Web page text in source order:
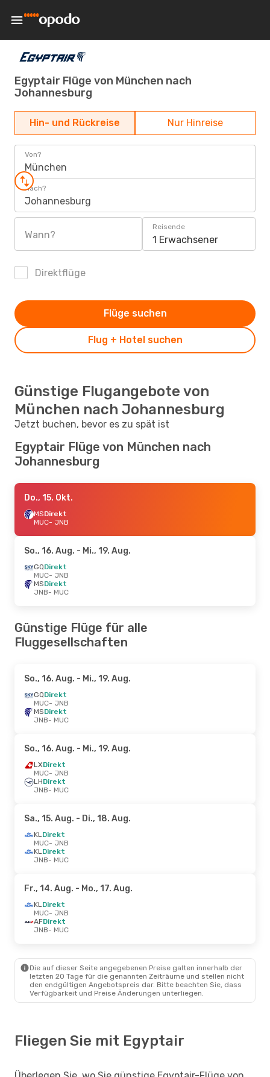
Egyptair Flüge von München nach
Johannesburg
Hin- und Rückreise Nur Hinreise
Von?
München
Nach?
Johannesburg
Wann?
Reisende
1 Erwachsener
Direktflüge
Flug + Hotel suchen
Flüge suchen
Günstige Flugangebote von
München nach Johannesburg
Jetzt buchen, bevor es zu spät ist
Egyptair Flüge von München nach
Johannesburg
Do., 15. Okt.
MSDirekt
MUC- JNB
So., 16. Aug. - Mi., 19. Aug.
GQDirekt
MUC- JNB
MSDirekt
JNB- MUC
Günstige Flüge für alle
Fluggesellschaften
So., 16. Aug. - Mi., 19. Aug.
GQDirekt
MUC- JNB
MSDirekt
JNB- MUC
So., 16. Aug. - Mi., 19. Aug.
LXDirekt
MUC- JNB
LHDirekt
JNB- MUC
Sa., 15. Aug. - Di., 18. Aug.
KLDirekt
MUC- JNB
KLDirekt
JNB- MUC
Fr., 14. Aug. - Mo., 17. Aug.
KLDirekt
MUC- JNB
AFDirekt
JNB- MUC
Die auf dieser Seite angegebenen Preise galten innerhalb der
letzten 20 Tage für die genannten Zeiträume und stellen nicht
den endgültigen Angebotspreis dar. Bitte beachten Sie, dass
Verfügbarkeit und Preise Änderungen unterliegen.
Fliegen Sie mit Egyptair